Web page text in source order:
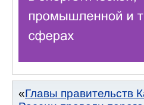
Главы правительств